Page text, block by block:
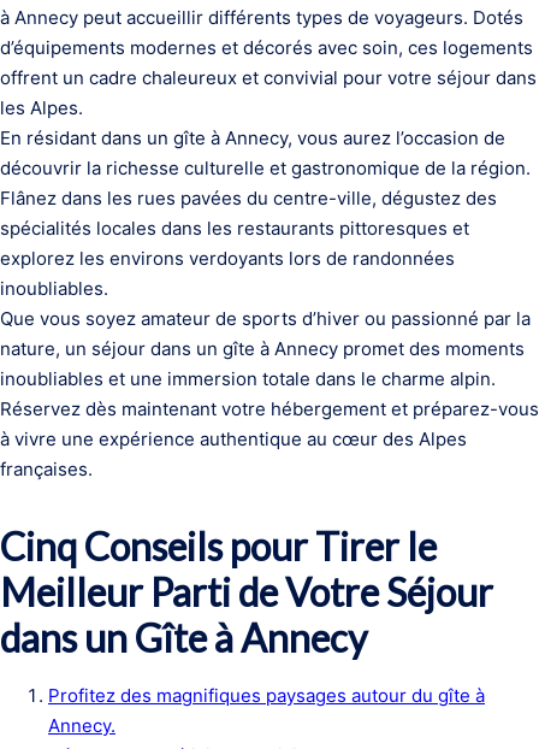
à Annecy peut accueillir différents types de voyageurs. Dotés
d’équipements modernes et décorés avec soin, ces logements
offrent un cadre chaleureux et convivial pour votre séjour dans
les Alpes.
En résidant dans un gîte à Annecy, vous aurez l’occasion de
découvrir la richesse culturelle et gastronomique de la région.
Flânez dans les rues pavées du centre-ville, dégustez des
spécialités locales dans les restaurants pittoresques et
explorez les environs verdoyants lors de randonnées
inoubliables.
Que vous soyez amateur de sports d’hiver ou passionné par la
nature, un séjour dans un gîte à Annecy promet des moments
inoubliables et une immersion totale dans le charme alpin.
Réservez dès maintenant votre hébergement et préparez-vous
à vivre une expérience authentique au cœur des Alpes
françaises.
Cinq Conseils pour Tirer le
Meilleur Parti de Votre Séjour
dans un Gîte à Annecy
Profitez des magnifiques paysages autour du gîte à
Annecy.